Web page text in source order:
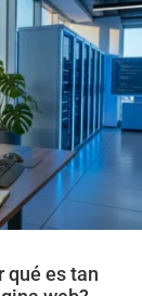
qué es tan